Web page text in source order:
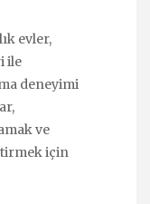
evler,
ile
deneyimi
ve
için